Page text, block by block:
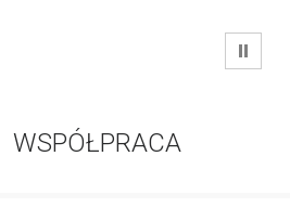
WSTRZYMAJ
WSPÓŁPRACA